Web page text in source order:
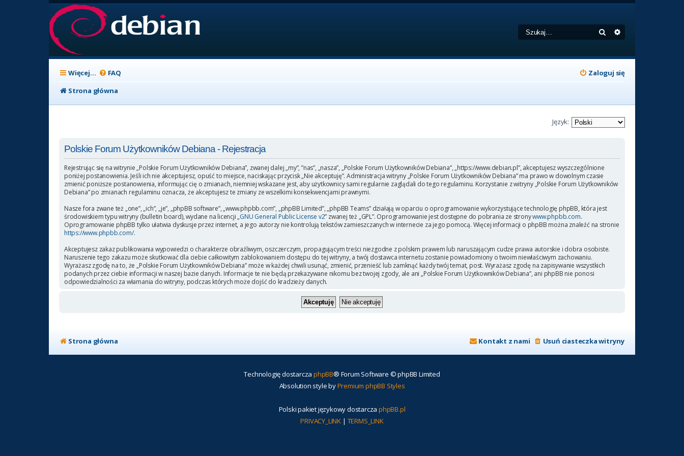
Szukaj
Więcej… FAQ
Zaloguj się
Strona główna
Język:
Polskie Forum Użytkowników Debiana - Rejestracja
Rejestrując się na witrynie „Polskie Forum Użytkowników Debiana”, zwanej dalej „my”, ”nas”, „nasza”, „Polskie Forum Użytkowników Debiana”, „https://www.debian.pl”, akceptujesz wyszczególnione
poniżej postanowienia. Jeśli ich nie akceptujesz, opuść to miejsce, naciskając przycisk „Nie akceptuję”. Administracja witryny „Polskie Forum Użytkowników Debiana” ma prawo w dowolnym czasie
zmienić poniższe postanowienia, informując cię o zmianach, niemniej wskazane jest, aby użytkownicy sami regularnie zaglądali do tego regulaminu. Korzystanie z witryny „Polskie Forum Użytkowników
Debiana” po zmianach regulaminu oznacza, że akceptujesz te zmiany ze wszelkimi konsekwencjami prawnymi.
Nasze fora zwane też „one”, „ich”, „je”, „phpBB software”, „www.phpbb.com”, „phpBB Limited”, „phpBB Teams” działają w oparciu o oprogramowanie wykorzystujące technologię phpBB, która jest
środowiskiem typu witryny (bulletin board), wydane na licencji „GNU General Public License v2” zwanej też „GPL”. Oprogramowanie jest dostępne do pobrania ze stronywww.phpbb.com.
Oprogramowanie phpBB tylko ułatwia dyskusje przez internet, a jego autorzy nie kontrolują tekstów zamieszczanych w internecie za jego pomocą. Więcej informacji o phpBB można znaleźć na stronie
https://www.phpbb.com/.
Akceptujesz zakaz publikowania wypowiedzi o charakterze obraźliwym, oszczerczym, propagującym treści niezgodne z polskim prawem lub naruszającym cudze prawa autorskie i dobra osobiste.
Naruszenie tego zakazu może skutkować dla ciebie całkowitym zablokowaniem dostępu do tej witryny, a twój dostawca internetu zostanie powiadomiony o twoim niewłaściwym zachowaniu.
Wyrażasz zgodę na to, że „Polskie Forum Użytkowników Debiana” może w każdej chwili usunąć, zmienić, przenieść lub zamknąć każdy twój temat, post. Wyrażasz zgodę na zapisywanie wszystkich
podanych przez ciebie informacji w naszej bazie danych. Informacje te nie będą przekazywane nikomu bez twojej zgody, ale ani „Polskie Forum Użytkowników Debiana”, ani phpBB nie ponosi
odpowiedzialności za włamania do witryny, podczas których może dojść do kradzieży danych.
Strona główna Usuń ciasteczka witryny
Kontakt z nami
Technologię dostarcza phpBB® Forum Software © phpBB Limited
Absolution style byPremium phpBB Styles
Polski pakiet językowy dostarcza phpBB.pl
PRIVACY_LINK | TERMS_LINK